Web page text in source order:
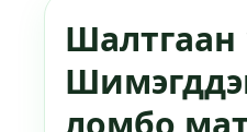
Шалтгаан